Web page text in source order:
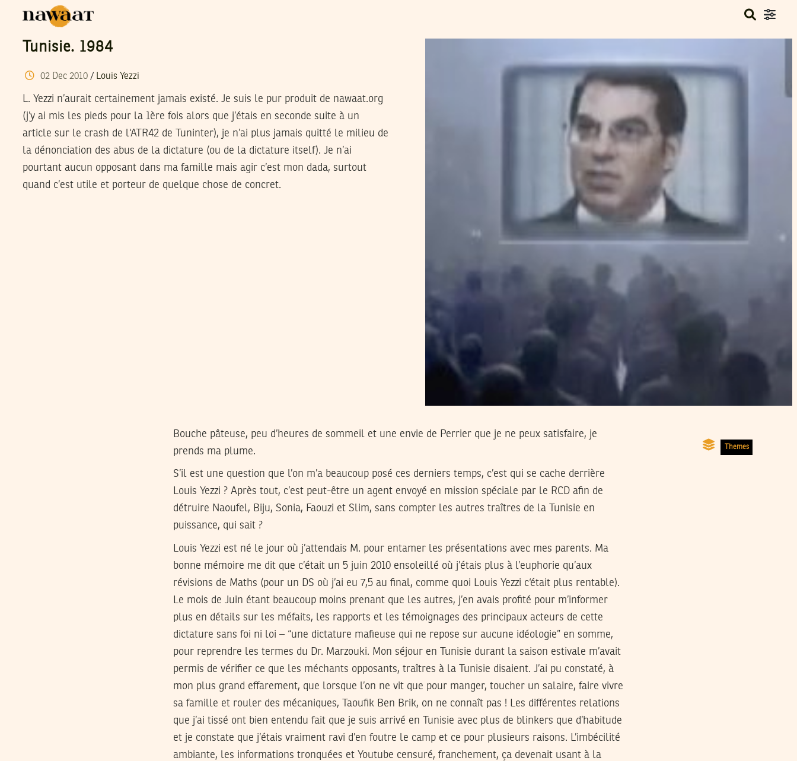
Tunisie. 1984
02 Dec 2010/ Louis Yezzi
L. Yezzi n’aurait certainement jamais existé. Je suis le pur produit de nawaat.org
(j’y ai mis les pieds pour la 1ère fois alors que j’étais en seconde suite à un
article sur le crash de l‘ATR42 de Tuninter), je n’ai plus jamais quitté le milieu de
la dénonciation des abus de la dictature (ou de la dictature itself). Je n’ai
pourtant aucun opposant dans ma famille mais agir c’est mon dada, surtout
quand c’est utile et porteur de quelque chose de concret.
Themes
Bouche pâteuse, peu d’heures de sommeil et une envie de Perrier que je ne peux satisfaire, je
prends ma plume.
S’il est une question que l’on m’a beaucoup posé ces derniers temps, c’est qui se cache derrière
Louis Yezzi ? Après tout, c’est peut-être un agent envoyé en mission spéciale par le RCD afin de
détruire Naoufel, Biju, Sonia, Faouzi et Slim, sans compter les autres traîtres de la Tunisie en
puissance, qui sait ?
Louis Yezzi est né le jour où j’attendais M. pour entamer les présentations avec mes parents. Ma
bonne mémoire me dit que c’était un 5 juin 2010 ensoleillé où j’étais plus à l’euphorie qu’aux
révisions de Maths (pour un DS où j’ai eu 7,5 au final, comme quoi Louis Yezzi c‘était plus rentable).
Le mois de Juin étant beaucoup moins prenant que les autres, j’en avais profité pour m’informer
plus en détails sur les méfaits, les rapports et les témoignages des principaux acteurs de cette
dictature sans foi ni loi – “une dictature mafieuse qui ne repose sur aucune idéologie” en somme,
pour reprendre les termes du Dr. Marzouki. Mon séjour en Tunisie durant la saison estivale m’avait
permis de vérifier ce que les méchants opposants, traîtres à la Tunisie disaient. J’ai pu constaté, à
mon plus grand effarement, que lorsque l’on ne vit que pour manger, toucher un salaire, faire vivre
sa famille et rouler des mécaniques, Taoufik Ben Brik, on ne connaît pas ! Les différentes relations
que j’ai tissé ont bien entendu fait que je suis arrivé en Tunisie avec plus de blinkers que d’habitude
et je constate que j’étais vraiment ravi d’en foutre le camp et ce pour plusieurs raisons. L’imbécilité
ambiante, les informations tronquées et Youtube censuré, franchement, ça devenait usant à la